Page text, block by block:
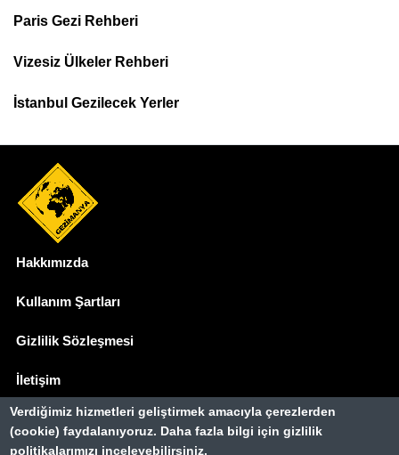
Top
Menu
Paris Gezi Rehberi
Vizesiz Ülkeler Rehberi
İstanbul Gezilecek Yerler
Hakkımızda
Kullanım Şartları
Gizlilik Sözleşmesi
İletişim
Basında Biz
Verdiğimiz hizmetleri geliştirmek amacıyla çerezlerden
(cookie) faydalanıyoruz. Daha fazla bilgi için gizlilik
politikalarımızı inceleyebilirsiniz.